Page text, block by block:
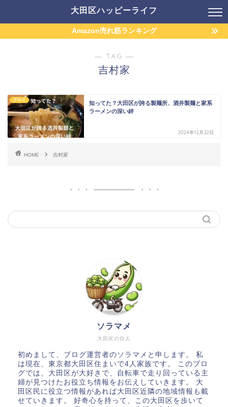
大田区ハッピーライフ
Amazon売れ筋ランキング
― TAG ―
吉村家
グルメ
知ってた？大田区が誇る製麺所、酒井製麺と家系
ラーメンの深い絆
2024年12月22日
HOME 吉村家
大田区の住人
ソラマメ
初めまして、ブログ運営者のソラマメと申します。 私
は現在、東京都大田区住まいで4人家族です。 このブロ
グでは、大田区が大好きで、自転車で走り回っている主
婦が見つけたお役立ち情報をお伝えしていきます。 大
田区民に役立つ情報があれば大田区近隣の地域情報も載
せていきます。 好奇心を持って、この大田区を歩いて